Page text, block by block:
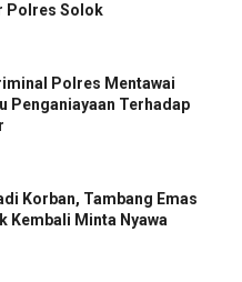
Polres Solok
Polres Mentawai
Penganiayaan Terhadap
Korban, Tambang Emas
Kembali Minta Nyawa